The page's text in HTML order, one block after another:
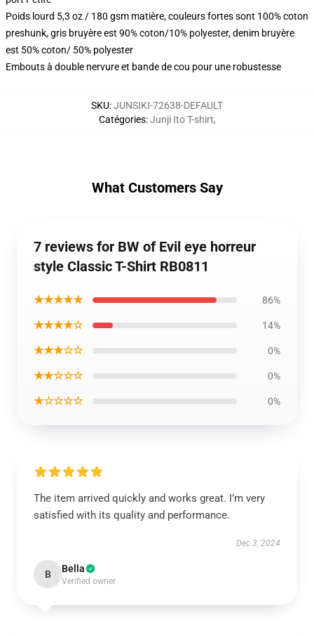
Poids lourd 5,3 oz / 180 gsm matière, couleurs fortes sont 100% coton
preshunk, gris bruyère est 90% coton/10% polyester, denim bruyère
est 50% coton/ 50% polyester
Embouts à double nervure et bande de cou pour une robustesse
SKU:JUNSIKI-72638-DEFAULT
Catégories:Junji Ito T-shirt,
What Customers Say
7 reviews for BW of Evil eye horreur
style Classic T-Shirt RB0811
★★★★★ 86%
★★★★☆ 14%
★★★☆☆ 0%
★★☆☆☆ 0%
★☆☆☆☆ 0%
The item arrived quickly and works great. I’m very
satisfied with its quality and performance.
Dec 3, 2024
B Bella
Verified owner